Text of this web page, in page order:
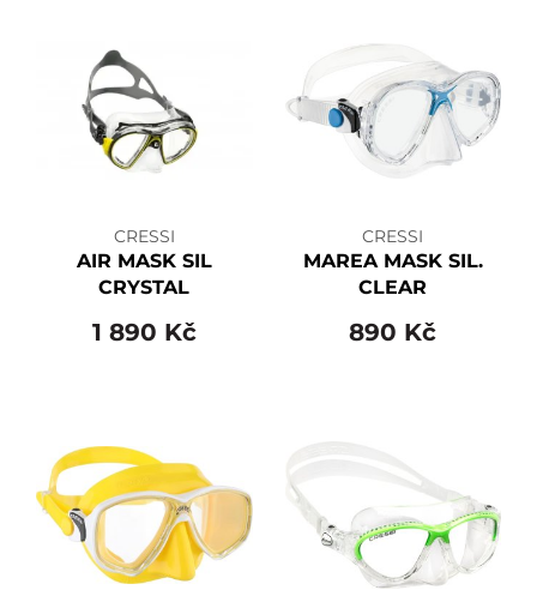
CRESSI
AIR MASK SIL
CRYSTAL
1 890 Kč
CRESSI
MAREA MASK SIL.
CLEAR
890 Kč